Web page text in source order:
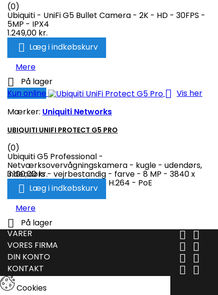
(0)
Ubiquiti - UniFi G5 Bullet Camera - 2K - HD - 30FPS -
5MP - IPX4
1.249,00 kr.
 Læg i indkøbskurv
Mere

På lager
Kun online
 Vis her
Mærker: Uniquiti Networks
UBIQUITI UNIFI PROTECT G5 PRO
(0)
Ubiquiti G5 Professional -
Netværksovervågningskamera - kugle - udendørs,
indendørs - vejrbestandig - farve - 8 MP - 3840 x
2160 - audio - LAN 10/100 - H.264 - PoE
3.100,00 kr.
 Læg i indkøbskurv
Mere

På lager
VARER
 
VORES FIRMA  
DIN KONTO  
KONTAKT  
Cookies